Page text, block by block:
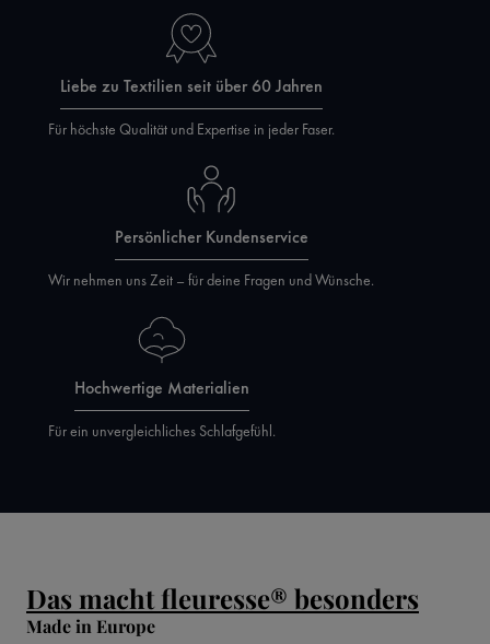
Liebe zu Textilien seit über 60 Jahren
Für höchste Qualität und Expertise in jeder Faser.
Persönlicher Kundenservice
Wir nehmen uns Zeit – für deine Fragen und Wünsche.
Hochwertige Materialien
Für ein unvergleichliches Schlafgefühl.
Das macht fleuresse® besonders
Made in Europe